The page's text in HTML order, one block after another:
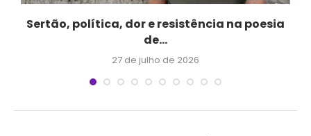
Sertão, política, dor e resistência na poesia
de...
27 de julho de 2026